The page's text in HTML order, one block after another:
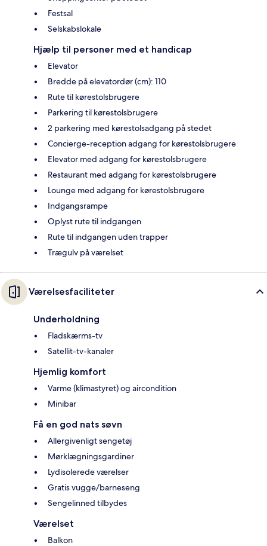
Festsal
Selskabslokale
Hjælp til personer med et handicap
Elevator
Bredde på elevatordør (cm): 110
Rute til kørestolsbrugere
Parkering til kørestolsbrugere
2 parkering med kørestolsadgang på stedet
Concierge-reception adgang for kørestolsbrugere
Elevator med adgang for kørestolsbrugere
Restaurant med adgang for kørestolsbrugere
Lounge med adgang for kørestolsbrugere
Indgangsrampe
Oplyst rute til indgangen
Rute til indgangen uden trapper
Trægulv på værelset
Værelsesfaciliteter
Underholdning
Fladskærms-tv
Satellit-tv-kanaler
Hjemlig komfort
Varme (klimastyret) og aircondition
Minibar
Få en god nats søvn
Allergivenligt sengetøj
Mørklægningsgardiner
Lydisolerede værelser
Gratis vugge/barneseng
Sengelinned tilbydes
Værelset
Balkon